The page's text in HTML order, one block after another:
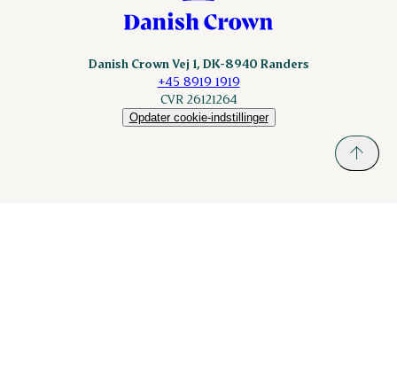
Danish Crown Vej 1, DK-8940 Randers
+45 8919 1919
CVR 26121264
Opdater cookie-indstillinger